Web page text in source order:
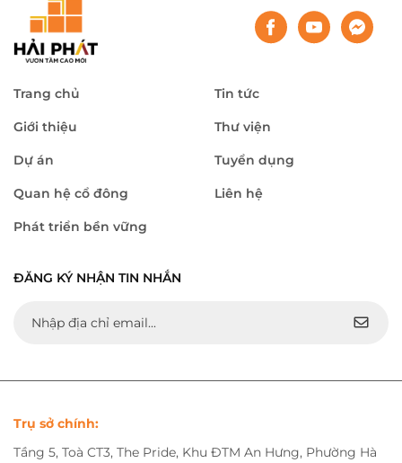
Trang chủ
Giới thiệu
Dự án
Quan hệ cổ đông
Phát triển bền vững
Tin tức
Thư viện
Tuyển dụng
Liên hệ
ĐĂNG KÝ NHẬN TIN NHẮN
Trụ sở chính:
Tầng 5, Toà CT3, The Pride, Khu ĐTM An Hưng, Phường Hà